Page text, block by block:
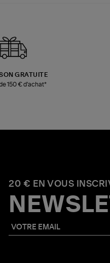
GRATUITE
150 € d'achat*
20 € EN VOUS